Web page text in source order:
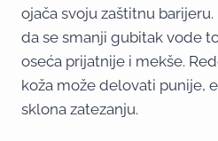
ojača svoju zaštitnu
da se smanji gubitak vode
oseća prijatnije i mekše.
koža može delovati punije,
sklona zatezanju.